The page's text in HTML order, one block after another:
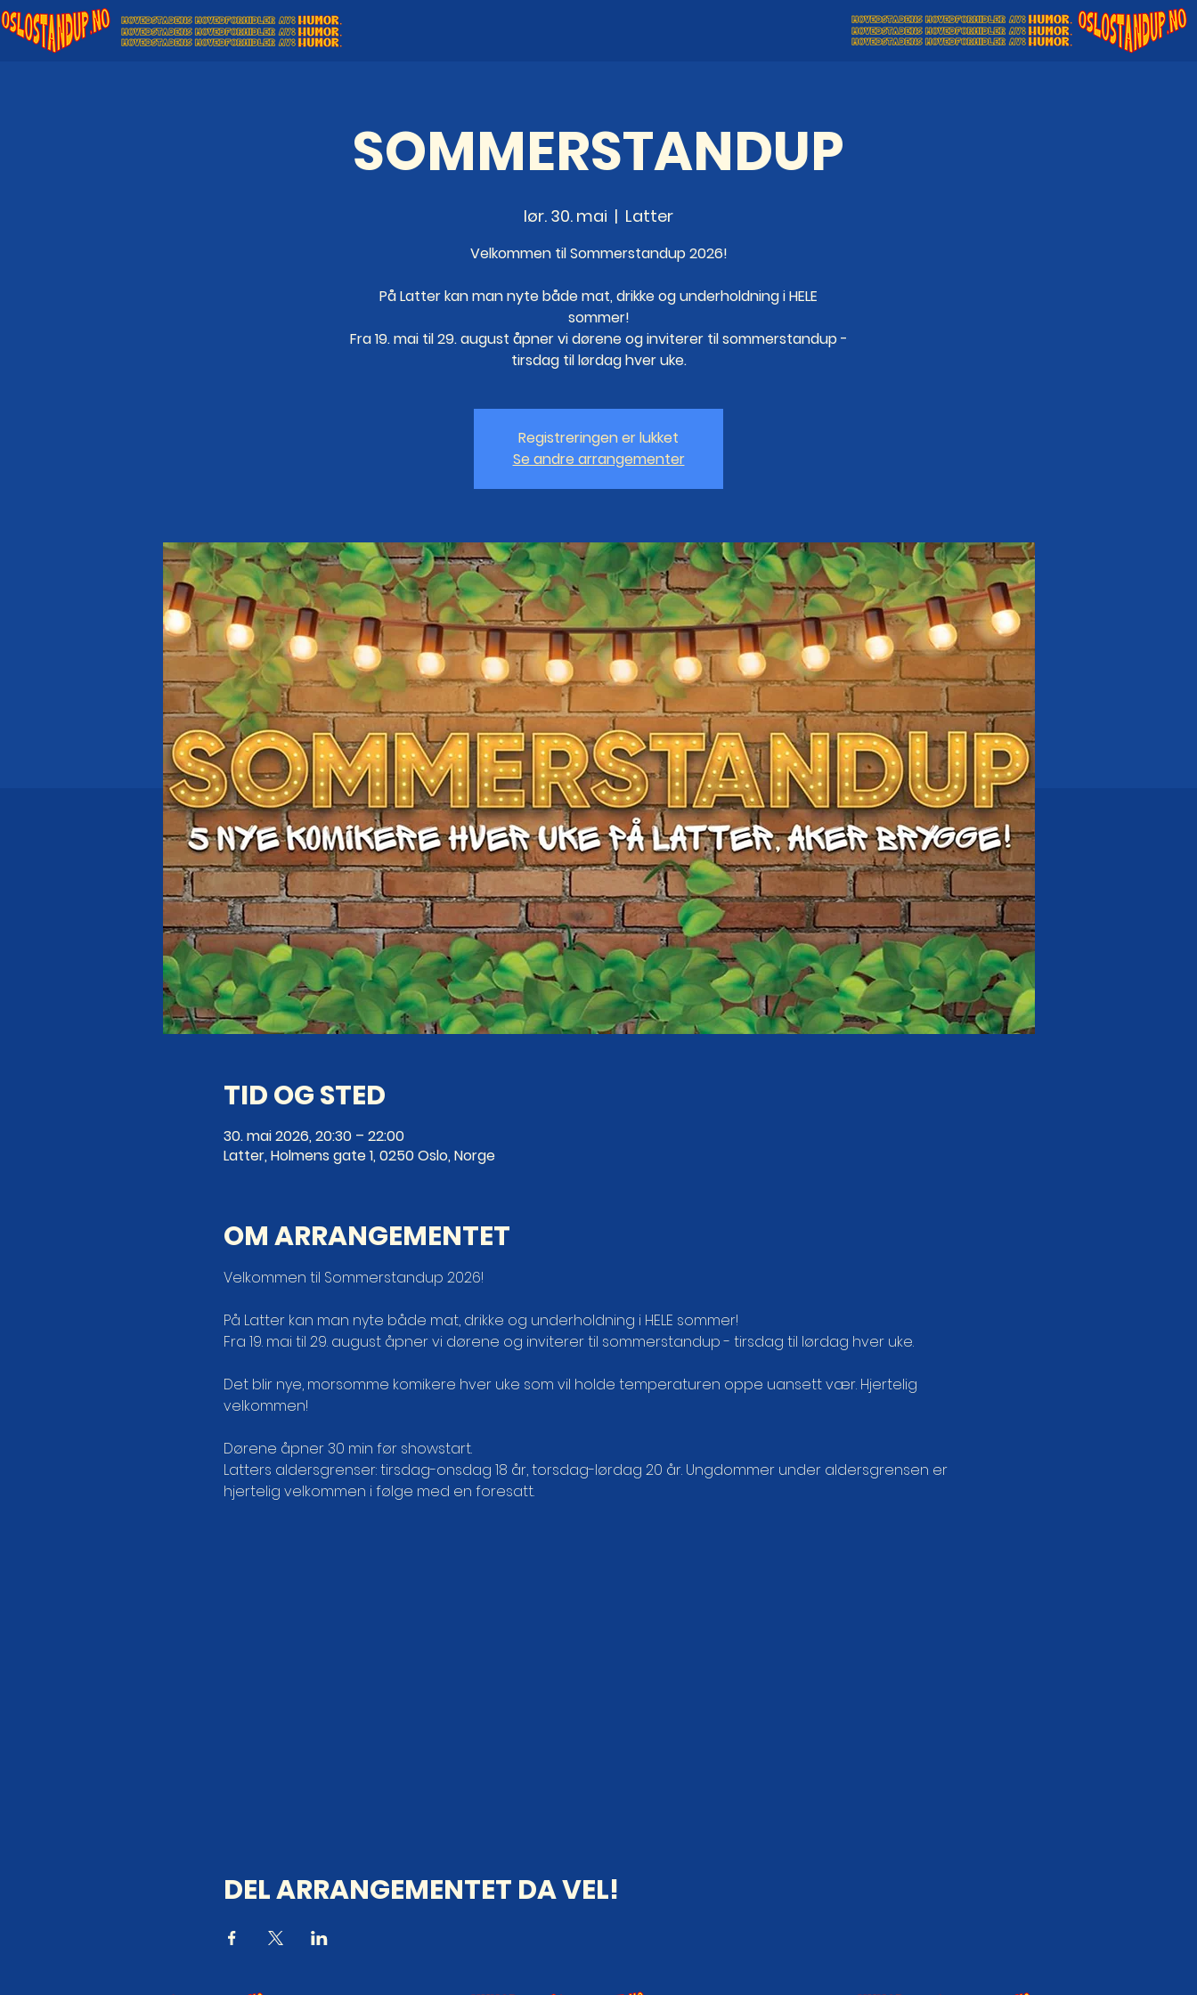
SOMMERSTANDUP
lør. 30. mai
  |
Latter
Velkommen til Sommerstandup 2026!
På Latter kan man nyte både mat, drikke og underholdning i HELE
sommer!
Fra 19. mai til 29. august åpner vi dørene og inviterer til sommerstandup -
tirsdag til lørdag hver uke.
Registreringen er lukket
Se andre arrangementer
TID OG STED
30. mai 2026, 20:30 – 22:00
Latter, Holmens gate 1, 0250 Oslo, Norge
OM ARRANGEMENTET
Velkommen til Sommerstandup 2026!
På Latter kan man nyte både mat, drikke og underholdning i HELE sommer!
Fra 19. mai til 29. august åpner vi dørene og inviterer til sommerstandup - tirsdag til lørdag hver uke.
Det blir nye, morsomme komikere hver uke som vil holde temperaturen oppe uansett vær. Hjertelig
velkommen!
Dørene åpner 30 min før showstart.
Latters aldersgrenser: tirsdag-onsdag 18 år, torsdag-lørdag 20 år. Ungdommer under aldersgrensen er
hjertelig velkommen i følge med en foresatt.
DEL ARRANGEMENTET DA VEL!